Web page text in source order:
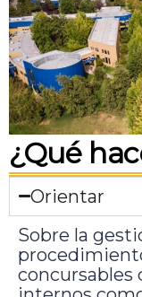
¿Qué
Orientar
Sobre la